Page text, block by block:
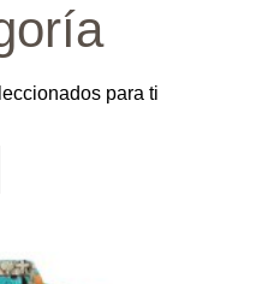
para ti